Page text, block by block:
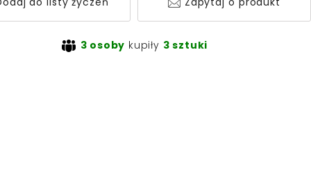
3 osoby kupiły 3 sztuki